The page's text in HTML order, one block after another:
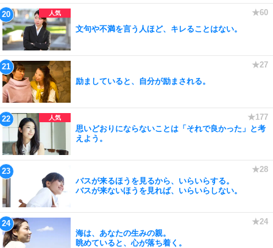
文句や不満を言う人ほど、キレることはない。
励ましていると、自分が励まされる。
思いどおりにならないことは「それで良かった」と考
えよう。
バスが来るほうを見るから、いらいらする。
バスが来ないほうを見れば、いらいらしない。
海は、あなたの生みの親。
眺めていると、心が落ち着く。